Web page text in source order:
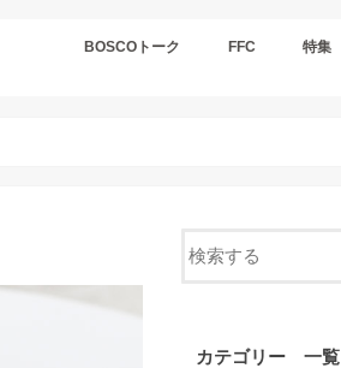
BOSCOトーク FFC 特集
カテゴリー 一覧